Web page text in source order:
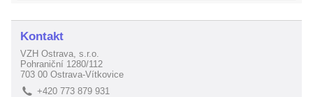
Kontakt
VZH Ostrava, s.r.o.
Pohraniční 1280/112
703 00 Ostrava-Vítkovice
L +420 773 879 931